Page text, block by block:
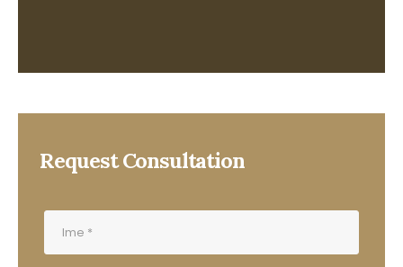
Request Consultation